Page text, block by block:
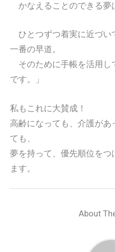
かなえることのできる夢
ひとつずつ着実に近づい
一番の早道。
そのために手帳を活用し
です。」
私もこれに大賛成！
高齢になっても、介護が
ても、
夢を持って、優先順位を
ます。
About